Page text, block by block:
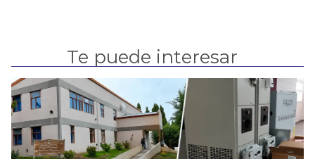
Te puede interesar